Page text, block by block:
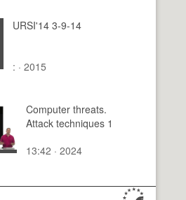
URSI'14 3-9-14
: · 2015
Computer threats.
Attack techniques 1
13:42 · 2024